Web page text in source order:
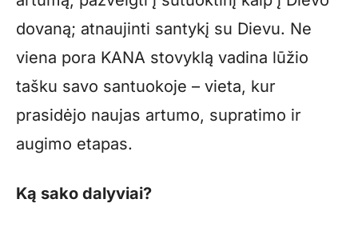
dovaną; atnaujinti santykį su Dievu. Ne
viena pora KANA stovyklą vadina lūžio
tašku savo santuokoje – vieta, kur
prasidėjo naujas artumo, supratimo ir
augimo etapas.
Ką sako dalyviai?